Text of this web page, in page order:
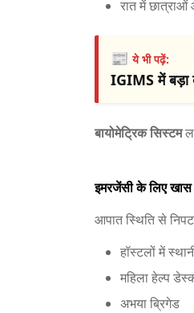
रात में
📰ये भी पढ़ें:
IGIMS में बड़ा
बायोमेट्रिक सिस्टम
इमरजेंसी के लिए खास
आपात स्थिति से
हॉस्टलों में
महिला हेल्प
अभया ब्रिगेड